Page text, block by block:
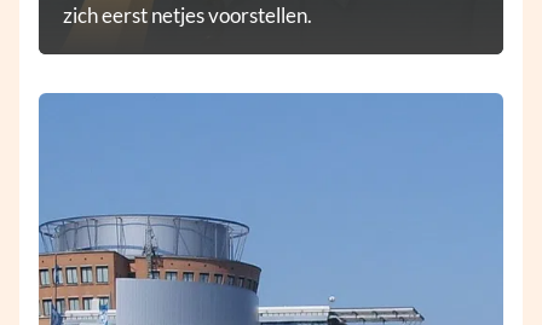
zich eerst netjes voorstellen.